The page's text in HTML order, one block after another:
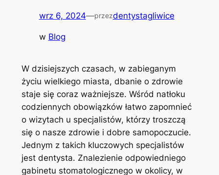
wrz 6, 2024—przezdentystagliwice
w Blog
W dzisiejszych czasach, w ⁤zabieganym
życiu⁤ wielkiego‌ miasta, dbanie o zdrowie
staje‍ się coraz​ ważniejsze. Wśród natłoku
‍codziennych obowiązków łatwo zapomnieć
o wizytach u specjalistów, ‌którzy troszczą
się o nasze zdrowie i dobre samopoczucie. ​
Jednym z takich‌ kluczowych ‌specjalistów
jest​ dentysta.⁣ Znalezienie‍ odpowiedniego
gabinetu stomatologicznego ‍w ‌okolicy, w